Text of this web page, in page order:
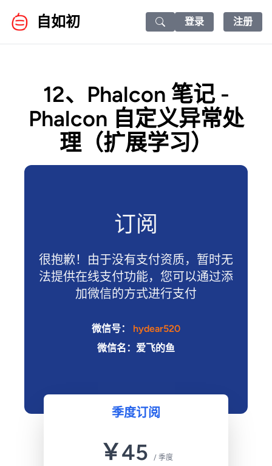
自如初
Search icon
登录 注册
12、Phalcon 笔记 -
Phalcon 自定义异常处
理（扩展学习）
订阅
很抱歉！由于没有支付资质，暂时无
法提供在线支付功能，您可以通过添
加微信的方式进行支付
微信号： hydear520
微信名：爱飞的鱼
季度订阅
￥45 / 季度